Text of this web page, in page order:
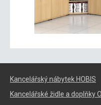
Kancelářský nábytek HOBIS
Kancelářské židle a doplňky